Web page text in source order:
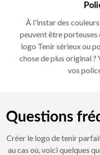
À l'instar des
peuvent être porteuses
logo Tenir sérieux ou
chose de plus original
vos
Questions
Créer le logo de tenir
au cas où, voici quelques